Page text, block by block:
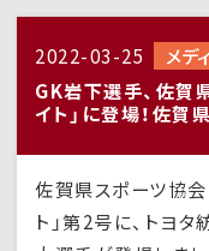
2022-03-25
メデ
GK岩下選手、佐賀
イト」に登場！佐
佐賀県スポーツ協会
ト」第2号に、トヨ